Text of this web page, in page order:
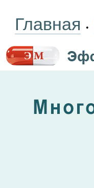
Главная •